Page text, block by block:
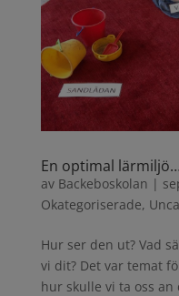
En optimal lärmiljö…
av Backeboskolan |
Okategoriserade,
Hur ser den ut? Vad
vi dit? Det var temat
hur skulle vi ta oss an